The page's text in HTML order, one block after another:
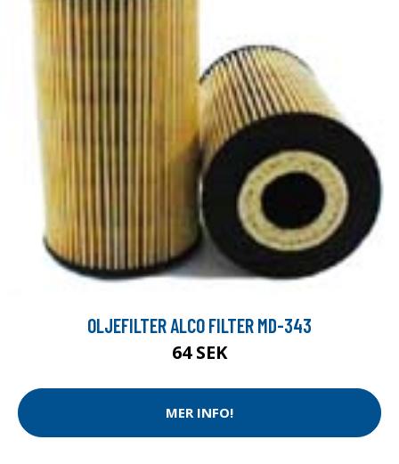
OLJEFILTER ALCO FILTER MD-343
64 SEK
MER INFO!